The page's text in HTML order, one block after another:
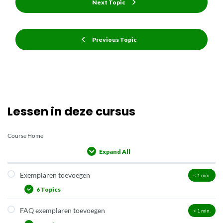
Previous Topic
Next Topic
Lessen in deze cursus
Course Home
Expand All
Exemplaren toevoegen < 1 min.
6 Topics
Twee manieren om exemplaren toe te voegen
FAQ exemplaren toevoegen < 1 min.